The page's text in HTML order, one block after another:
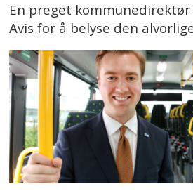
En preget
Avis for å belyse den